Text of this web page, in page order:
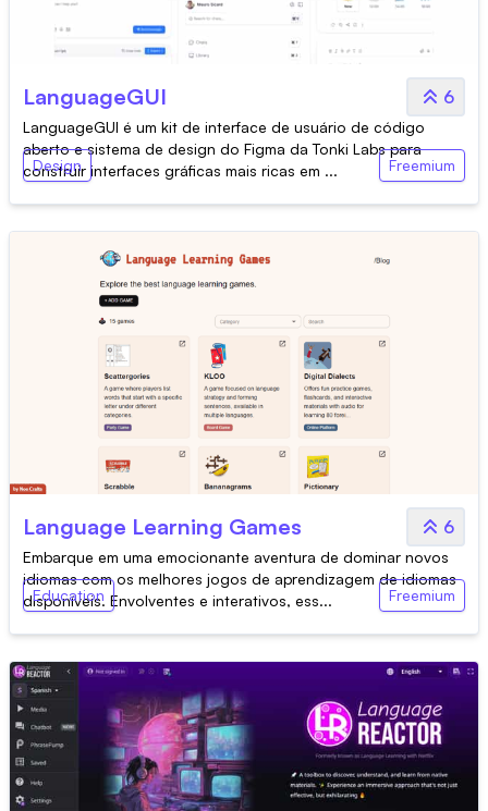
LanguageGUI 6
LanguageGUI é um kit de interface de usuário de código
aberto e sistema de design do Figma da Tonki Labs para
construir interfaces gráficas mais ricas em ...
Design Freemium
Language Learning Games 6
Embarque em uma emocionante aventura de dominar novos
idiomas com os melhores jogos de aprendizagem de idiomas
disponíveis. Envolventes e interativos, ess...
Education Freemium